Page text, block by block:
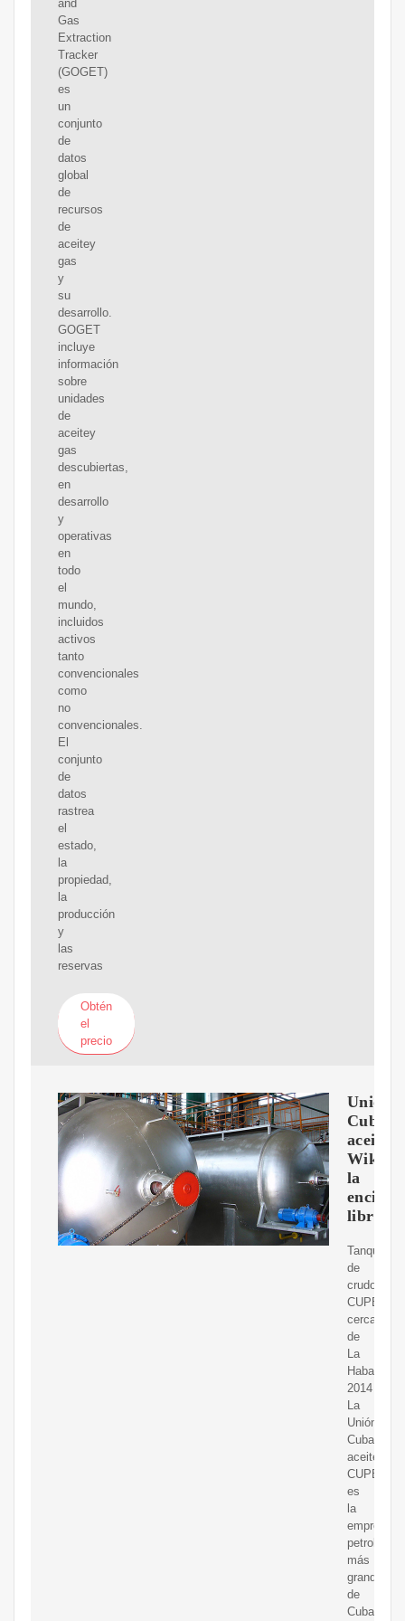
and
Gas
Extraction
Tracker
(GOGET)
es
un
conjunto
de
datos
global
de
recursos
de
aceitey
gas
y
su
desarrollo.
GOGET
incluye
información
sobre
unidades
de
aceitey
gas
descubiertas,
en
desarrollo
y
operativas
en
todo
el
mundo,
incluidos
activos
tanto
convencionales
como
no
convencionales.
El
conjunto
de
datos
rastrea
el
estado,
la
propiedad,
la
producción
y
las
reservas
Obtén
el
precio
Unión
Cuba
aceite-
la
libre
Tanques
de
crudo
CUPET
cerca
de
La
Habana,
2014
La
Unión
Cuba
aceiteo
CUPET
es
la
empresa
petrolera
más
grande
de
Cuba.Es